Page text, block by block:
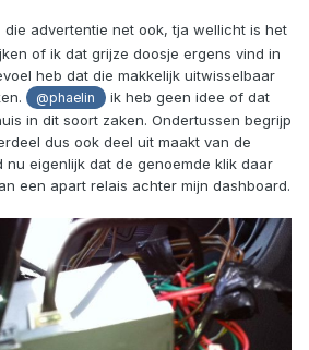
advertentie net ook, tja wellicht is het
of ik dat grijze doosje ergens vind in
heb dat die makkelijk uitwisselbaar
@phaelin
ik heb geen idee of dat
in dit soort zaken. Ondertussen begrijp
dus ook deel uit maakt van de
nu eigenlijk dat de genoemde klik daar
een apart relais achter mijn dashboard.